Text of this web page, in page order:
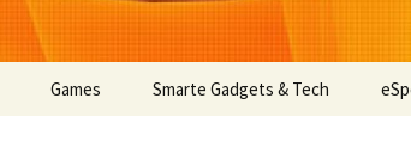
Games Smarte Gadgets & Tech